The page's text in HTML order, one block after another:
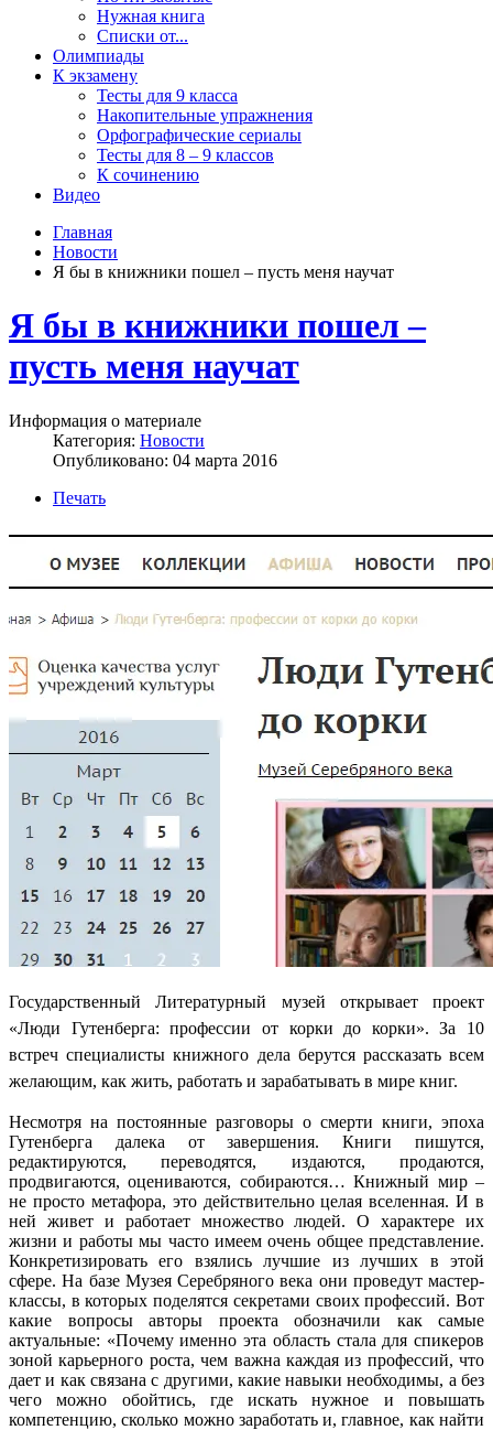
Нужная книга
Списки от...
Олимпиады
К экзамену
Тесты для 9 класса
Накопительные упражнения
Орфографические сериалы
Тесты для 8 – 9 классов
К сочинению
Видео
Главная
Новости
Я бы в книжники пошел – пусть меня научат
Я бы в книжники пошел –
пусть меня научат
Информация о материале
Категория: Новости
Опубликовано: 04 марта 2016
Печать
Государственный Литературный музей открывает проект
«Люди Гутенберга: профессии от корки до корки». За 10
встреч специалисты книжного дела берутся рассказать всем
желающим, как жить, работать и зарабатывать в мире книг.
Несмотря на постоянные разговоры о смерти книги, эпоха
Гутенберга далека от завершения. Книги пишутся,
редактируются, переводятся, издаются, продаются,
продвигаются, оцениваются, собираются… Книжный мир –
не просто метафора, это действительно целая вселенная. И в
ней живет и работает множество людей. О характере их
жизни и работы мы часто имеем очень общее представление.
Конкретизировать его взялись лучшие из лучших в этой
сфере. На базе Музея Серебряного века они проведут мастер-
классы, в которых поделятся секретами своих профессий. Вот
какие вопросы авторы проекта обозначили как самые
актуальные: «Почему именно эта область стала для спикеров
зоной карьерного роста, чем важна каждая из профессий, что
дает и как связана с другими, какие навыки необходимы, а без
чего можно обойтись, где искать нужное и повышать
компетенцию, сколько можно заработать и, главное, как найти